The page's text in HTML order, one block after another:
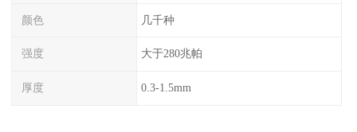
颜色 几千种
强度 大于280兆帕
厚度 0.3-1.5mm